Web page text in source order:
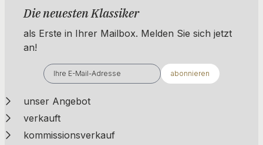
Die neuesten Klassiker
als Erste in Ihrer Mailbox. ​​​​​​Melden Sie sich jetzt
an!
abonnieren
unser Angebot
verkauft
kommissionsverkauf